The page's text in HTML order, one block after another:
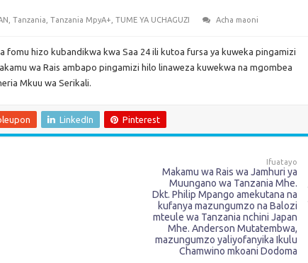
Tanzania Tanzania MpyA+ TUME YA UCHAGUZI
Acha maoni
fomu hizo kubandikwa kwa Saa 24 ili kutoa fursa ya kuweka pingamizi
wa Rais ambapo pingamizi hilo linaweza kuwekwa na mgombea
Mkuu wa Serikali.
LinkedIn Pinterest
Ifuatayo
Makamu wa Rais wa Jamhuri ya
Muungano wa Tanzania Mhe.
Dkt. Philip Mpango amekutana na
kufanya mazungumzo na Balozi
mteule wa Tanzania nchini Japan
Mhe. Anderson Mutatembwa,
mazungumzo yaliyofanyika Ikulu
Chamwino mkoani Dodoma